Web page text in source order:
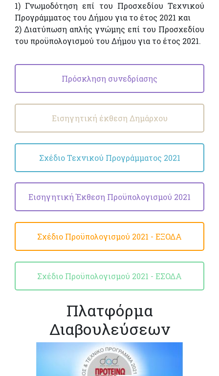
1) Γνωμοδότηση επί του Προσχεδίου Τεχνικού
Προγράμματος του Δήμου για το έτος 2021 και
2) Διατύπωση απλής γνώμης επί του Προσχεδίου
του προϋπολογισμού του Δήμου για το έτος 2021.
Πρόσκληση συνεδρίασης
Εισηγητική έκθεση Δημάρχου
Σχέδιο Τεχνικού Προγράμματος 2021
Εισηγητική Έκθεση Προϋπολογισμού 2021
Σχέδιο Προϋπολογισμού 2021 - ΕΞΟΔΑ
Σχέδιο Προϋπολογισμού 2021 - ΕΣΟΔΑ
Πλατφόρμα
Διαβουλεύσεων